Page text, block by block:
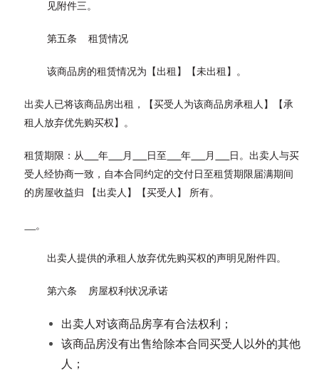
见附件三。
第五条 租赁情况
该商品房的租赁情况为【出租】【未出租】。
出卖人已将该商品房出租，【买受人为该商品房承租人】【承
租人放弃优先购买权】。
租赁期限：从 年 月 日至 年 月
日。出卖人与买
受人经协商一致，自本合同约定的交付日至租赁期限届满期间
的房屋收益归 【出卖人】【买受人】 所有。
。
出卖人提供的承租人放弃优先购买权的声明见附件四。
第六条 房屋权利状况承诺
出卖人对该商品房享有合法权利；
该商品房没有出售给除本合同买受人以外的其他
人；